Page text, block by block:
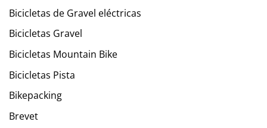
Bicicletas de Gravel eléctricas
Bicicletas Gravel
Bicicletas Mountain Bike
Bicicletas Pista
Bikepacking
Brevet